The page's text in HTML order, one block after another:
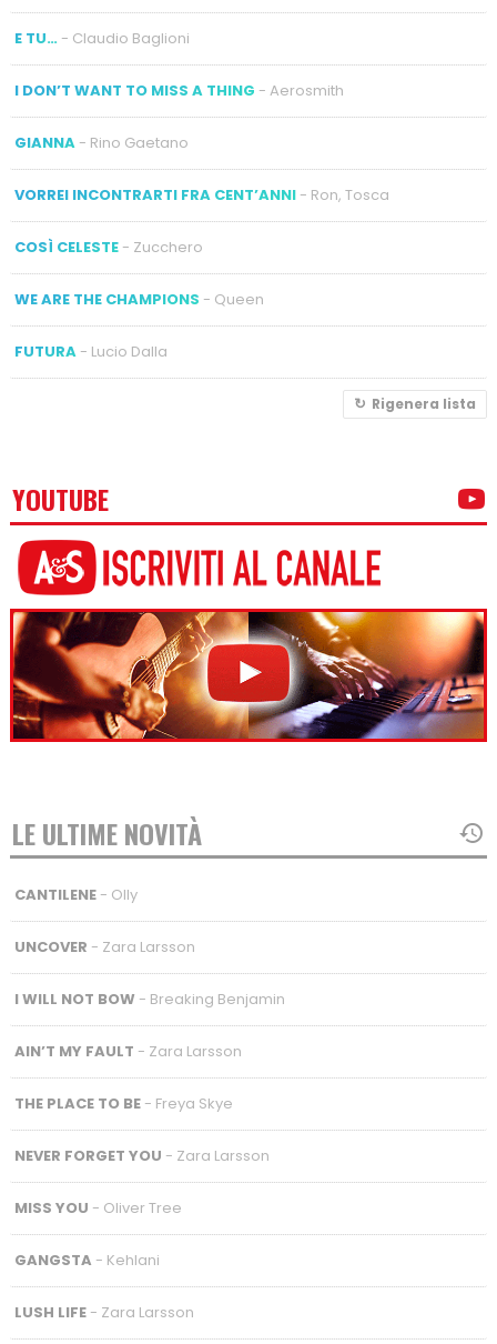
E TU…- Claudio Baglioni
I DON’T WANT TO MISS A THING - Aerosmith
GIANNA- Rino Gaetano
VORREI INCONTRARTI FRA CENT’ANNI- Ron, Tosca
COSÌ CELESTE- Zucchero
WE ARE THE CHAMPIONS - Queen
FUTURA- Lucio Dalla
Rigenera lista
YOUTUBE
LE ULTIME NOVITÀ
CANTILENE- Olly
UNCOVER - Zara Larsson
I WILL NOT BOW - Breaking Benjamin
AIN’T MY FAULT - Zara Larsson
THE PLACE TO BE- Freya Skye
NEVER FORGET YOU - Zara Larsson
MISS YOU - Oliver Tree
GANGSTA - Kehlani
LUSH LIFE- Zara Larsson